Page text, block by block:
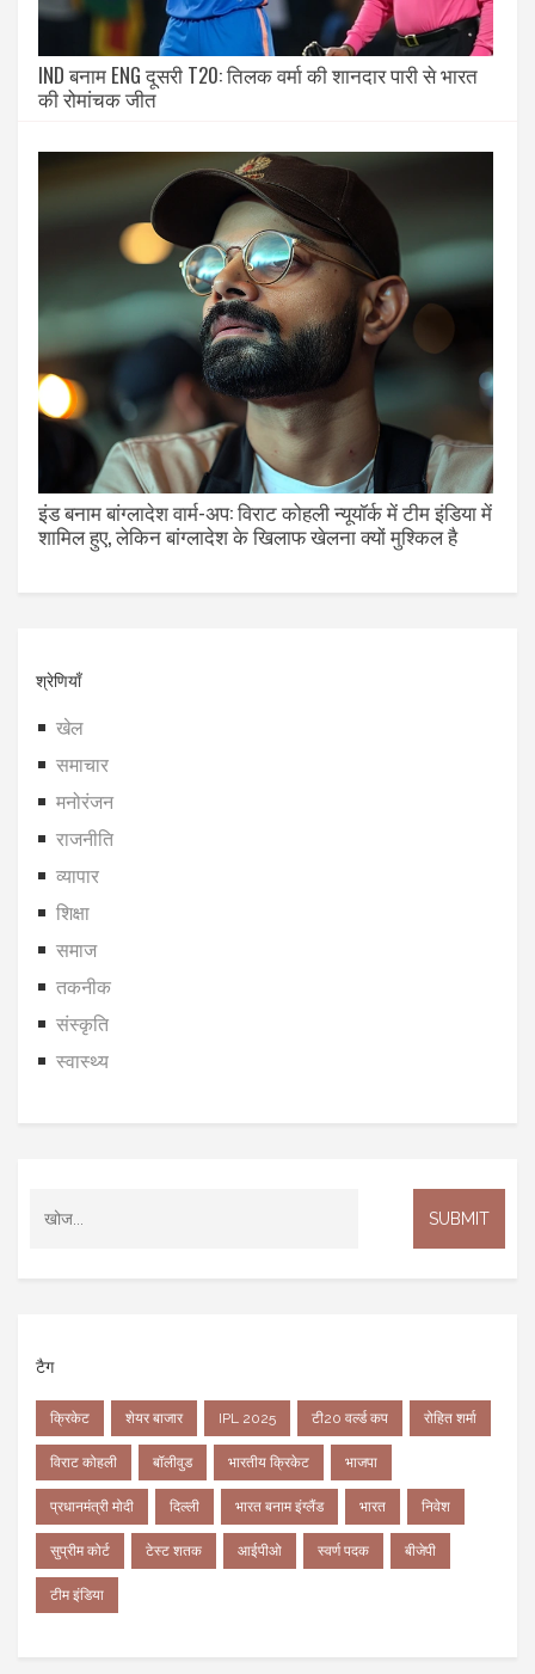
IND बनाम ENG दूसरी T20: तिलक वर्मा की शानदार पारी से भारत
की रोमांचक जीत
इंड बनाम बांग्लादेश वार्म-अप: विराट कोहली न्यूयॉर्क में टीम इंडिया में
शामिल हुए, लेकिन बांग्लादेश के खिलाफ खेलना क्यों मुश्किल है
श्रेणियाँ
खेल
समाचार
मनोरंजन
राजनीति
व्यापार
शिक्षा
समाज
तकनीक
संस्कृति
स्वास्थ्य
टैग
क्रिकेट शेयर बाजार IPL 2025 टी20 वर्ल्ड कप रोहित शर्मा
विराट कोहली बॉलीवुड भारतीय क्रिकेट भाजपा
प्रधानमंत्री मोदी दिल्ली भारत बनाम इंग्लैंड भारत निवेश
सुप्रीम कोर्ट टेस्ट शतक आईपीओ स्वर्ण पदक बीजेपी
टीम इंडिया